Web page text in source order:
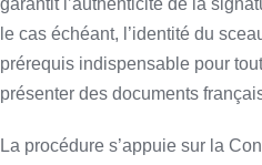
garantit l’authenticité de la
le cas échéant, l’identité du
prérequis indispensable pour
présenter des documents
La procédure s’appuie sur la